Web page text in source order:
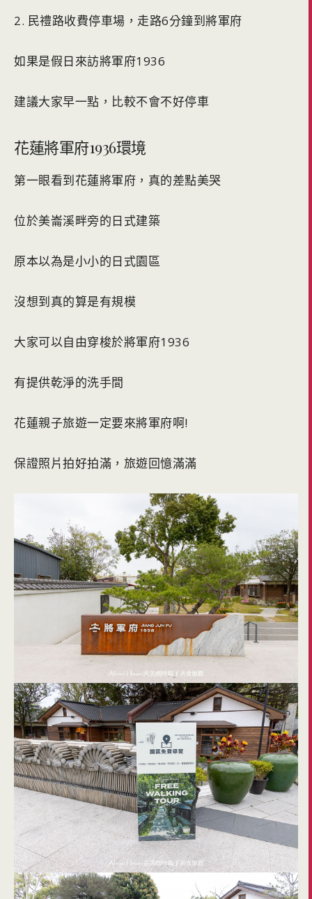
2. 民禮路收費停車場，走路6分鐘到將軍府
如果是假日來訪將軍府1936
建議大家早一點，比較不會不好停車
花蓮將軍府1936環境
第一眼看到花蓮將軍府，真的差點美哭
位於美崙溪畔旁的日式建築
原本以為是小小的日式園區
沒想到真的算是有規模
大家可以自由穿梭於將軍府1936
有提供乾淨的洗手間
花蓮親子旅遊一定要來將軍府啊!
保證照片拍好拍滿，旅遊回憶滿滿